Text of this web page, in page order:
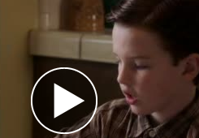
NÁHLED VIDEA
NENÍ K DISPOZICI